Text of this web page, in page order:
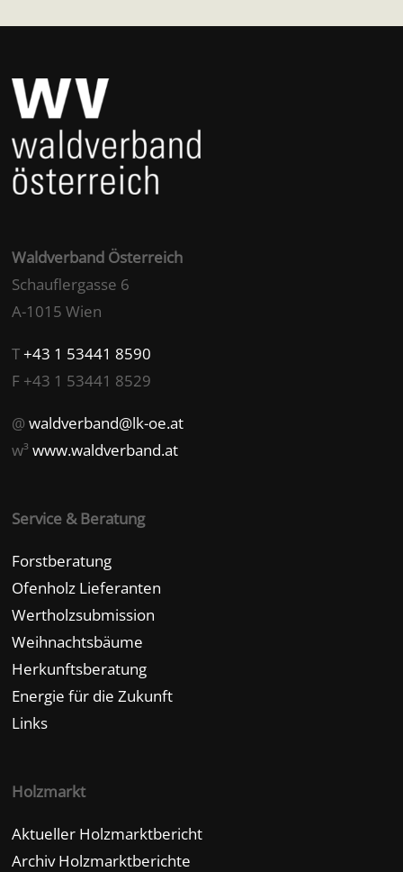
Waldverband Österreich
Schauflergasse 6
A-1015 Wien
T+43 1 53441 8590
F +43 1 53441 8529
@waldverband@lk-oe.at
w³www.waldverband.at
Service & Beratung
Forstberatung
Ofenholz Lieferanten
Wertholzsubmission
Weihnachtsbäume
Herkunftsberatung
Energie für die Zukunft
Links
Holzmarkt
Aktueller Holzmarktbericht
Archiv Holzmarktberichte